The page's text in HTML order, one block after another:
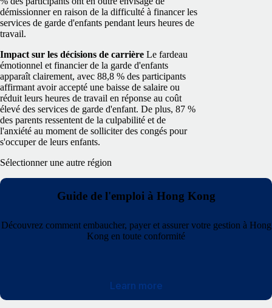
démissionner en raison de la difficulté à financer les
services de garde d'enfants pendant leurs heures de
travail.
Impact sur les décisions de carrière Le fardeau
émotionnel et financier de la garde d'enfants
apparaît clairement, avec 88,8 % des participants
affirmant avoir accepté une baisse de salaire ou
réduit leurs heures de travail en réponse au coût
élevé des services de garde d'enfant. De plus, 87 %
des parents ressentent de la culpabilité et de
l'anxiété au moment de solliciter des congés pour
s'occuper de leurs enfants.
Sélectionner une autre région
Guide de l'emploi à Hong Kong
Découvrez comment embaucher, payer et assurer votre gestion à Hong
Kong en toute conformité
Learn more